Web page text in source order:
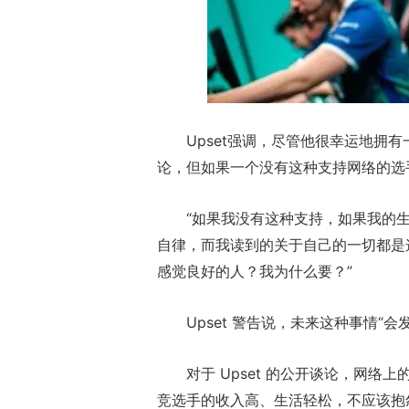
Upset强调，尽管他很幸运地拥
论，但如果一个没有这种支持网络的
“如果我没有这种支持，如果我的
自律，而我读到的关于自己的一切都
感觉良好的人？我为什么要？”
Upset 警告说，未来这种事情“会
对于 Upset 的公开谈论，网络上
竞选手的收入高、生活轻松，不应该抱